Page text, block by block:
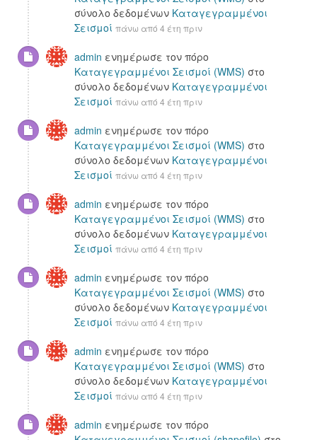
σύνολο δεδομένων Καταγεγραμμένοι
Σεισμοί πάνω από 4 έτη πριν
admin ενημέρωσε τον πόρο
Καταγεγραμμένοι Σεισμοί (WMS) στο
σύνολο δεδομένων Καταγεγραμμένοι
Σεισμοί πάνω από 4 έτη πριν
admin ενημέρωσε τον πόρο
Καταγεγραμμένοι Σεισμοί (WMS) στο
σύνολο δεδομένων Καταγεγραμμένοι
Σεισμοί πάνω από 4 έτη πριν
admin ενημέρωσε τον πόρο
Καταγεγραμμένοι Σεισμοί (WMS) στο
σύνολο δεδομένων Καταγεγραμμένοι
Σεισμοί πάνω από 4 έτη πριν
admin ενημέρωσε τον πόρο
Καταγεγραμμένοι Σεισμοί (WMS) στο
σύνολο δεδομένων Καταγεγραμμένοι
Σεισμοί πάνω από 4 έτη πριν
admin ενημέρωσε τον πόρο
Καταγεγραμμένοι Σεισμοί (WMS) στο
σύνολο δεδομένων Καταγεγραμμένοι
Σεισμοί πάνω από 4 έτη πριν
admin ενημέρωσε τον πόρο